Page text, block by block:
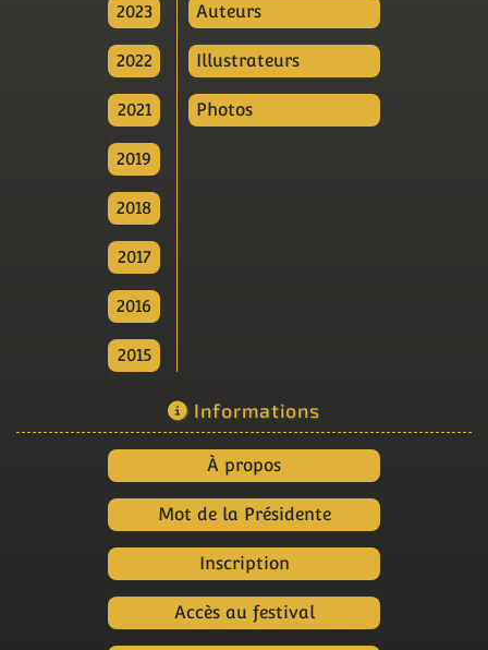
2023
2022
2021
2019
2018
2017
2016
2015
Auteurs
Illustrateurs
Photos
Informations
À propos
Mot de la Présidente
Inscription
Accès au festival